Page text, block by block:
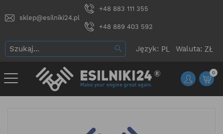
sklep@esilniki24.pl
+48 883 111 355
+48 889 403 592
Język: Waluta:
0